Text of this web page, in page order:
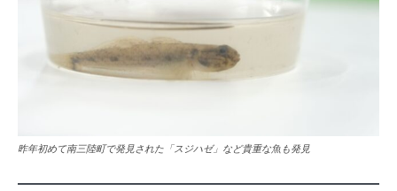
昨年初めて南三陸町で発見された「スジハゼ」など貴重な魚も発見